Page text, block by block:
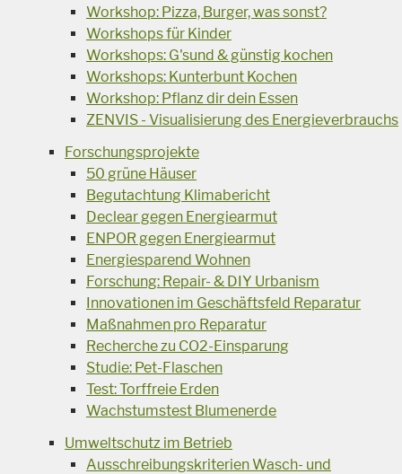
Workshop: Pizza, Burger, was sonst?
Workshops für Kinder
Workshops: G'sund & günstig kochen
Workshops: Kunterbunt Kochen
Workshop: Pflanz dir dein Essen
ZENVIS - Visualisierung des Energieverbrauchs
Forschungsprojekte
50 grüne Häuser
Begutachtung Klimabericht
Declear gegen Energiearmut
ENPOR gegen Energiearmut
Energiesparend Wohnen
Forschung: Repair- & DIY Urbanism
Innovationen im Geschäftsfeld Reparatur
Maßnahmen pro Reparatur
Recherche zu CO2-Einsparung
Studie: Pet-Flaschen
Test: Torffreie Erden
Wachstumstest Blumenerde
Umweltschutz im Betrieb
Ausschreibungskriterien Wasch- und